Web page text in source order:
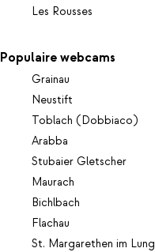
Les Rousses
Populaire webcams
Grainau
Neustift
Toblach (Dobbiaco)
Arabba
Stubaier Gletscher
Maurach
Bichlbach
Flachau
St. Margarethen im